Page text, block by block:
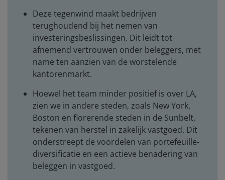
Deze tegenwind maakt bedrijven
terughoudend bij het nemen van
investeringsbeslissingen. Dit leidt tot
afnemend vertrouwen onder beleggers, met
name ten aanzien van de worstelende
kantorenmarkt.
Hoewel het team minder positief is over LA,
zien we in andere steden, zoals New York,
Boston en florerende steden in de Sunbelt,
tekenen van herstel in zakelijk vastgoed. Dit
onderstreept de voordelen van portefeuille-
diversificatie en een actieve benadering van
beleggen in vastgoed.